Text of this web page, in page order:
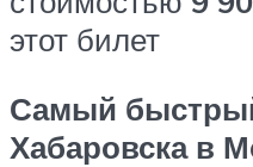
этот билет
Самый
Хабаровска в